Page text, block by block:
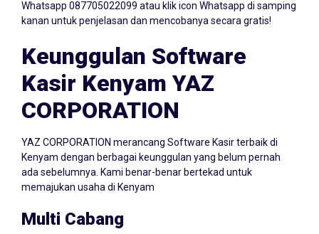
kanan untuk penjelasan dan mencobanya secara gratis!
Keunggulan Software
Kasir Kenyam YAZ
CORPORATION
Kenyam dengan berbagai keunggulan yang belum pernah
ada sebelumnya. Kami benar-benar bertekad untuk
memajukan usaha di Kenyam